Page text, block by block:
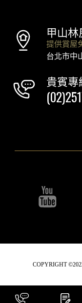
甲山
提供賞屋
台北市中
貴賓專
COPYRIGHT